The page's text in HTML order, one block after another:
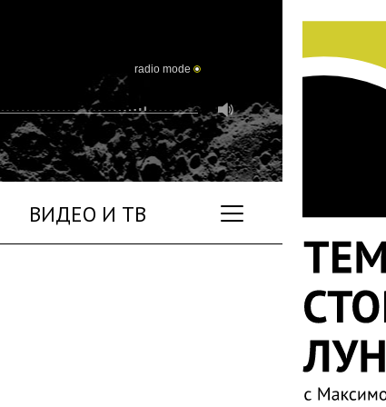
ВИДЕО И ТВ
radio mode